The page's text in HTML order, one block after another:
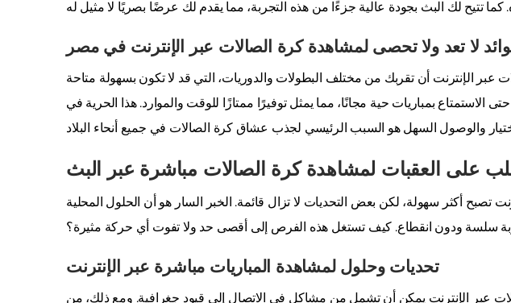
لا تعد ولا تحصى لمشاهدة كرة الصالات عبر الإنترنت في مصر
الإنترنت أن تقربك من مختلف البطولات والدوريات، التي قد لا تكون بسهولة متاحة
بمباريات حية مجانًا، مما يمثل توفيرًا ممتازًا للوقت والموارد. هذا الحرية في
على العقبات لمشاهدة كرة الصالات مباشرة عبر البث
تصبح أكثر سهولة، لكن بعض التحديات لا تزال قائمة. الخبر السار هو أن الحلول المحلية
تحديات وحلول لمشاهدة المباريات مباشرة عبر الإنترنت
عبر الإنترنت يمكن أن تشمل من مشاكل في الاتصال إلى قيود جغرافية. ومع ذلك، من